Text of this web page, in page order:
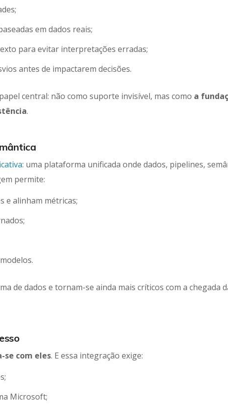
em dados reais;
para evitar interpretações erradas;
antes de impactarem decisões.
central: não como suporte invisível, mas como a
.
: uma plataforma unificada onde dados, pipelines,
permite:
e alinham métricas;
de dados e tornam-se ainda mais críticos com a chegada
se com eles. E essa integração exige:
Microsoft;